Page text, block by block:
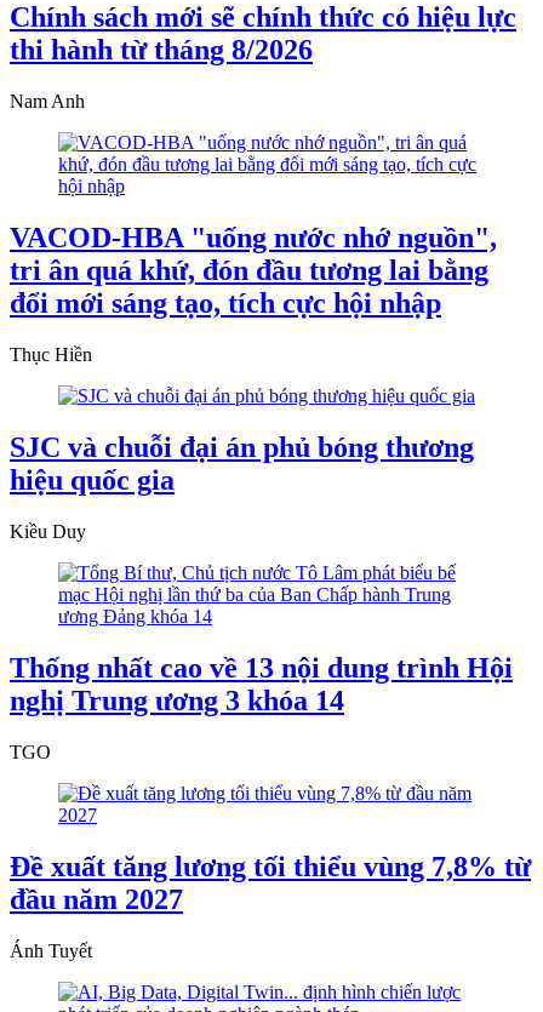
Chính sách mới sẽ chính thức có hiệu lực
thi hành từ tháng 8/2026
Nam Anh
VACOD-HBA "uống nước nhớ nguồn",
tri ân quá khứ, đón đầu tương lai bằng
đổi mới sáng tạo, tích cực hội nhập
Thục Hiền
SJC và chuỗi đại án phủ bóng thương
hiệu quốc gia
Kiều Duy
Thống nhất cao về 13 nội dung trình Hội
nghị Trung ương 3 khóa 14
TGO
Đề xuất tăng lương tối thiểu vùng 7,8% từ
đầu năm 2027
Ánh Tuyết